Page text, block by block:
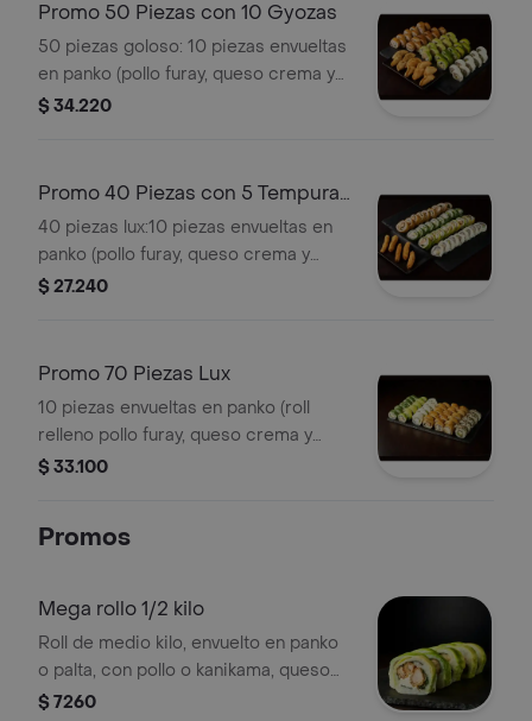
Promo 50 Piezas con 10 Gyozas
50 piezas goloso: 10 piezas envueltas
en panko (pollo furay, queso crema y
cebollín) / 10 piezas envueltas en
(pollo furay, queso crema y cebollín)
/10 piezas envueltas en palta (palmito,
queso crema y cebollín) /10 piezas
envueltas en queso crema (camarón,
queso crema y palta)/10 gyozas:
$ 34.220
Promo 40 Piezas con 5 Tempura
Stick
40 piezas lux:10 piezas envueltas en
panko (pollo furay, queso crema y
cebollín)./10 piezas envueltas en palta
queso crema (camarón, queso crema
(kanikama, queso crema y palta). / 5
tempura stick:apanados de pollo,
acompañados con salsa nin niku.
$ 27.240
Promo 70 Piezas Lux
10 piezas envueltas en panko (roll
relleno pollo furay, queso crema y
cebollín). /10 piezas envueltas en
en palta (roll relleno pollo furay, queso
(roll relleno kanikama, queso crema y
palta)./10 piezas california (roll relleno
palmito, queso crema y palta)./10
piezas envueltas en nori tempurizado
(roll relleno pollo furay, queso crema y
$ 33.100
Promos
Mega rollo 1/2 kilo
Roll de medio kilo, envuelto en panko
o palta, con pollo o kanikama, queso
crema y cebollín. . -imagen
$ 7260